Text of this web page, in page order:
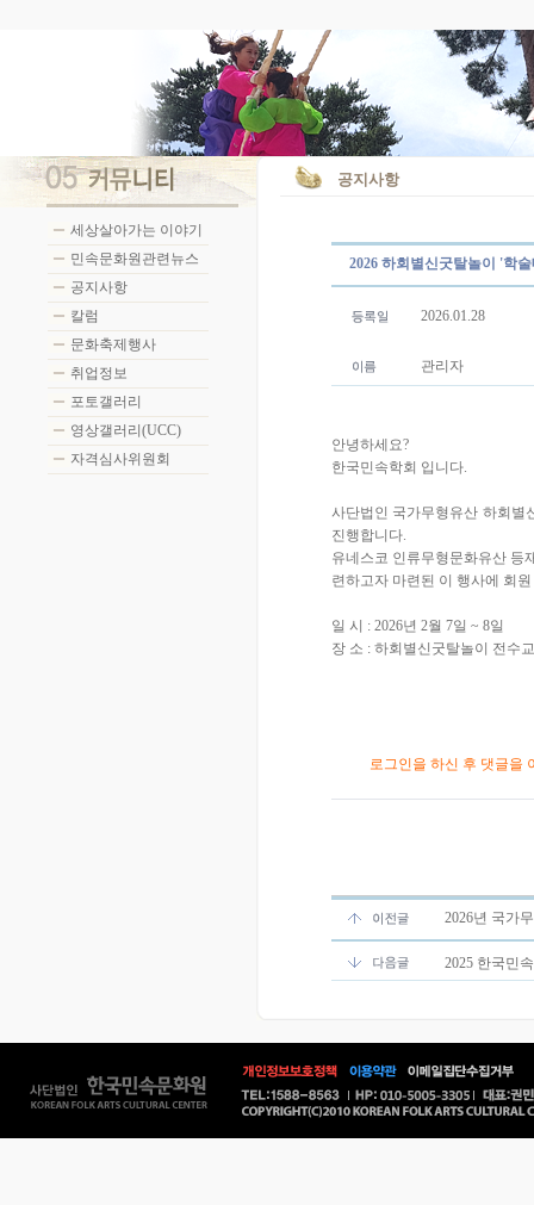
세상살아가는 이야기
민속문화원관련뉴스
공지사항
칼럼
문화축제행사
취업정보
포토갤러리
영상갤러리(UCC)
자격심사위원회
공지사항
2026 하회별신굿탈놀이 '학
2026.01.28
관리자
안녕하세요?
한국민속학회 입니다.
사단법인 국가무형유산 하회별
진행합니다.
유네스코 인류무형문화유산 등
련하고자 마련된 이 행사에 회
일 시 : 2026년 2월 7일 ~ 8일
장 소 : 하회별신굿탈놀이 전수
로그인을 하신 후 댓글을
2026년 국가
2025 한국민